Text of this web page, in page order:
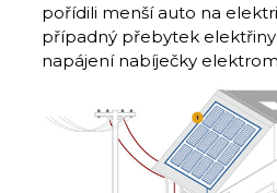
pořídili menší auto na
případný přebytek
napájení nabíječky